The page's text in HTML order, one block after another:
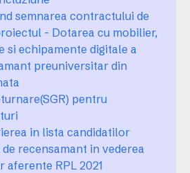
semnarea contractului de
- Dotarea cu mobilier,
si echipamente digitale a
preuniversitar din
pentru
in lista candidatilor
recensamant in vederea
RPL 2021